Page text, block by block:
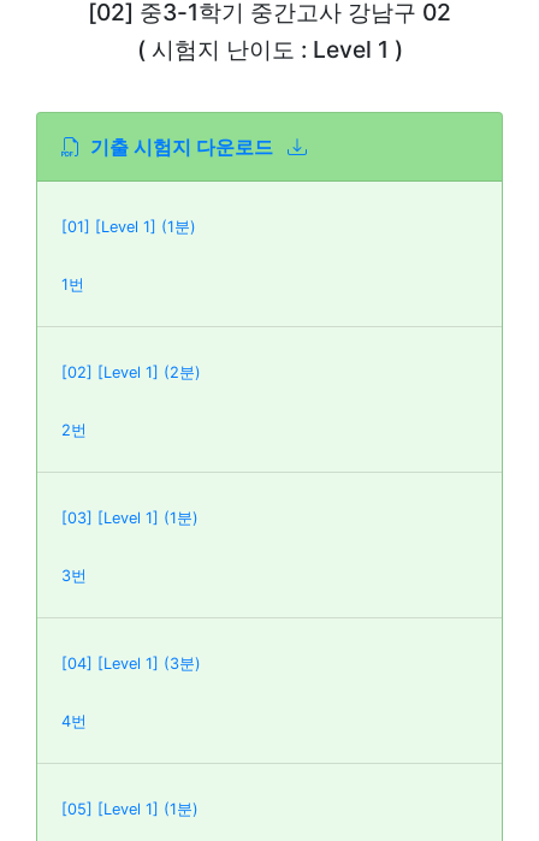
[02] 중3-1학기 중간고사 강남구 02
( 시험지 난이도 : Level 1 )
기출 시험지 다운로드
[01] [Level 1] (1분)
1번
[02] [Level 1] (2분)
2번
[03] [Level 1] (1분)
3번
[04] [Level 1] (3분)
4번
[05] [Level 1] (1분)